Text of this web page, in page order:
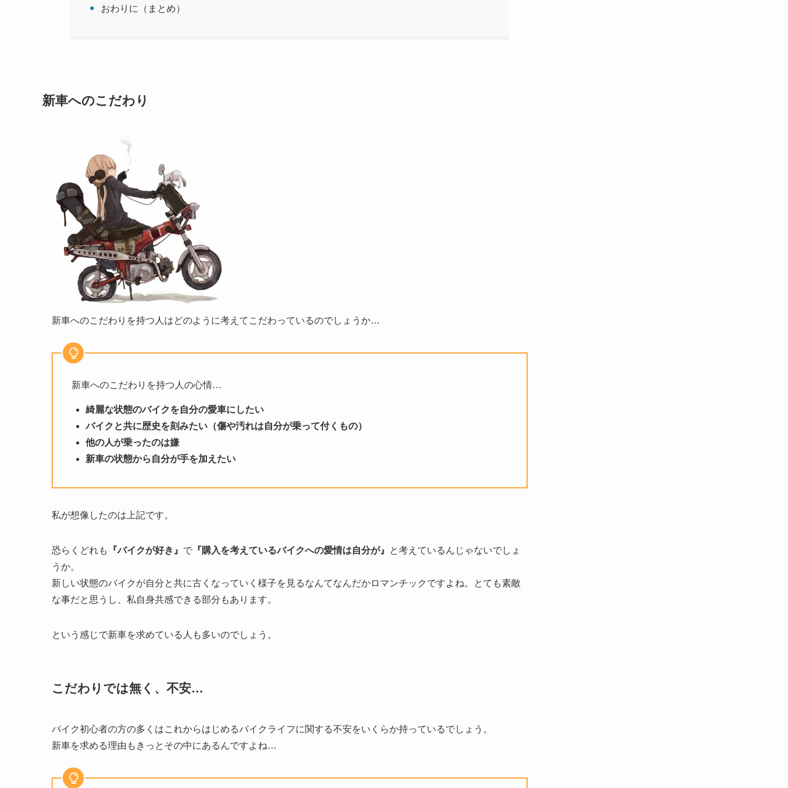
おわりに（まとめ）
新車へのこだわり
新車へのこだわりを持つ人はどのように考えてこだわっているのでしょうか…
新車へのこだわりを持つ人の心情…
綺麗な状態のバイクを自分の愛車にしたい
バイクと共に歴史を刻みたい（傷や汚れは自分が乗って付くもの）
他の人が乗ったのは嫌
新車の状態から自分が手を加えたい
私が想像したのは上記です。
恐らくどれも 『バイクが好き』 で 『購入を考えているバイクへの愛情は自分が』
と考えているんじゃないでしょ
うか。
新しい状態のバイクが自分と共に古くなっていく様子を見るなんてなんだかロマンチックですよね。とても素敵
な事だと思うし、私自身共感できる部分もあります。
という感じで新車を求めている人も多いのでしょう。
こだわりでは無く、不安…
バイク初心者の方の多くはこれからはじめるバイクライフに関する不安をいくらか持っているでしょう。
新車を求める理由もきっとその中にあるんですよね…